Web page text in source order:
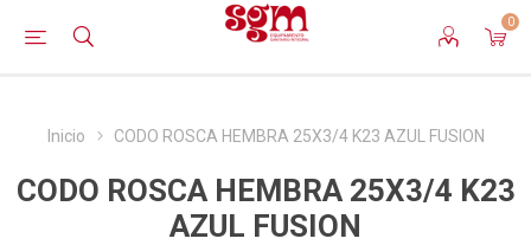
0
Inicio CODO ROSCA HEMBRA 25X3/4 K23 AZUL FUSION
CODO ROSCA HEMBRA 25X3/4 K23
AZUL FUSION